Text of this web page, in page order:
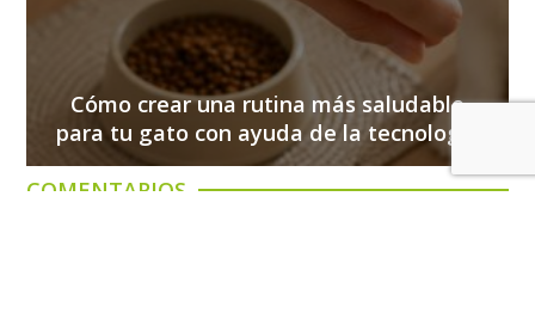
Cómo crear una rutina más saludable
para tu gato con ayuda de la tecnología
COMENTARIOS